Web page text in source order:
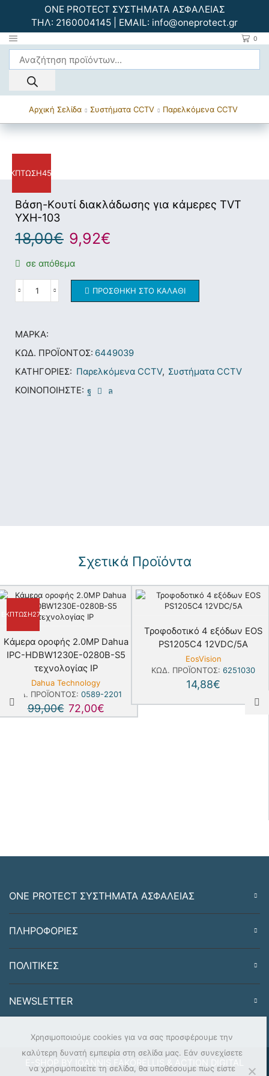
ONE PROTECT ΣΥΣΤΗΜΑΤΑ ΑΣΦΑΛΕΙΑΣ
ΤΗΛ: 2160004145 | EMAIL: info@oneprotect.gr
0
Αρχική Σελίδα Συστήματα CCTV Παρελκόμενα CCTV
ΈΚΠΤΩΣΗ45%
Bάση-Kουτί διακλάδωσης για κάμερες TVT
YXH-103
18,00€ 9,92€
σε απόθεμα
ΠΡΟΣΘΉΚΗ ΣΤΟ ΚΑΛΆΘΙ
ΜΆΡΚΑ:
ΚΩΔ. ΠΡΟΪΌΝΤΟΣ: 6449039
ΚΑΤΗΓΟΡΊΕΣ: Παρελκόμενα CCTV, Συστήματα CCTV
ΚΟΙΝΟΠΟΙΉΣΤΕ:
Σχετικά Προϊόντα
ΈΚΠΤΩΣΗ27%
Kάμερα οροφής 2.0MP Dahua
IPC-HDBW1230E-0280B-S5
τεχνολογίας IP
Dahua Technology
ΚΩΔ. ΠΡΟΪΌΝΤΟΣ: 0589-2201
99,00€ 72,00€
Τροφοδοτικό 4 εξόδων EOS
PS1205C4 12VDC/5A
EosVision
ΚΩΔ. ΠΡΟΪΌΝΤΟΣ: 6251030
14,88€
ONE PROTECT ΣΥΣΤΗΜΑΤΑ ΑΣΦΑΛΕΙΑΣ
ΠΛΗΡΟΦΟΡΙΕΣ
ΠΟΛΙΤΙΚΕΣ
NEWSLETTER
E-SHOP BY IOANNIS FAKORELLIS & ACTION DIGITAL
Χρησιμοποιούμε cookies για να σας προσφέρουμε την
καλύτερη δυνατή εμπειρία στη σελίδα μας. Εάν συνεχίσετε
να χρησιμοποιείτε τη σελίδα, θα υποθέσουμε πως είστε